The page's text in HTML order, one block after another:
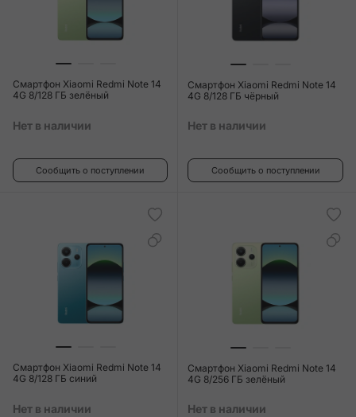
Смартфон Xiaomi Redmi Note 14
4G 8/128 ГБ зелёный
Нет в наличии
Сообщить о поступлении
Смартфон Xiaomi Redmi Note 14
4G 8/128 ГБ чёрный
Нет в наличии
Сообщить о поступлении
Смартфон Xiaomi Redmi Note 14
4G 8/128 ГБ синий
Нет в наличии
Смартфон Xiaomi Redmi Note 14
4G 8/256 ГБ зелёный
Нет в наличии